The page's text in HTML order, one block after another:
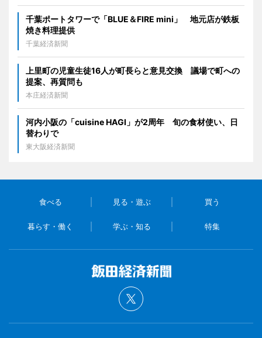
千葉ポートタワーで「BLUE＆FIRE mini」 地元店が鉄板
焼き料理提供
千葉経済新聞
上里町の児童生徒16人が町長らと意見交換 議場で町への
提案、再質問も
本庄経済新聞
河内小阪の「cuisine HAGI」が2周年 旬の食材使い、日
替わりで
東大阪経済新聞
食べる 見る・遊ぶ 買う
暮らす・働く 学ぶ・知る 特集